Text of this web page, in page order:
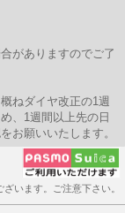
がありますのでご了
ねダイヤ改正の1週
、1週間以上先の日
お願いいたします。
います。ご注意下さい。